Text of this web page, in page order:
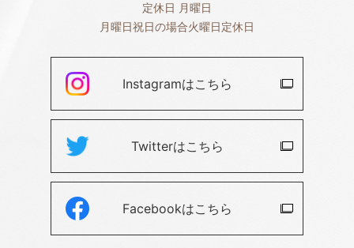
定休日 月曜日
月曜日祝日の場合火曜日定休日
Instagramはこちら
Twitterはこちら
Facebookはこちら